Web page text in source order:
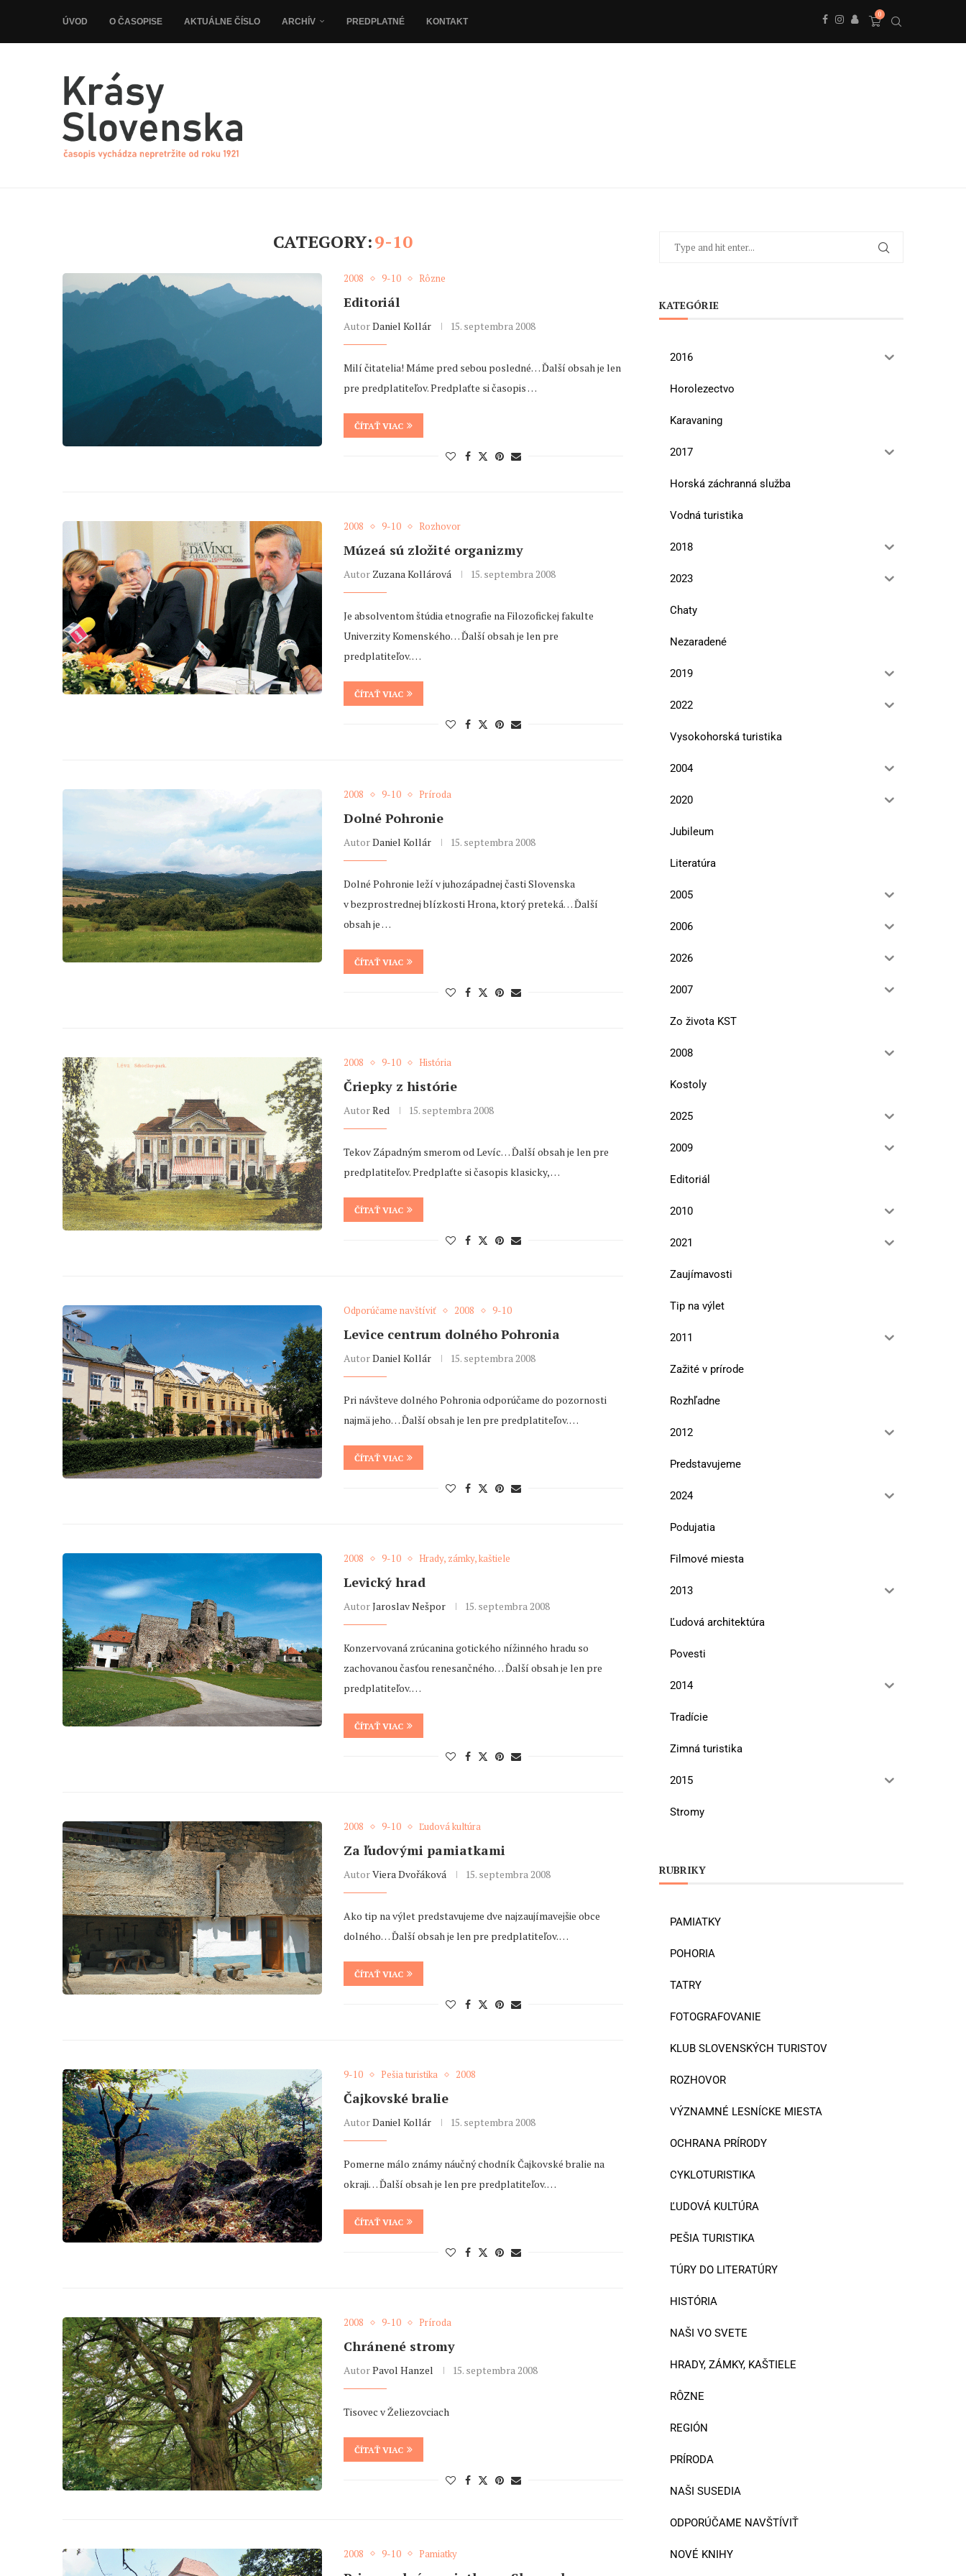
ÚVOD O ČASOPISE AKTUÁLNE ČÍSLO ARCHÍV PREDPLATNÉ KONTAKT
0
CATEGORY:9-10
2008 9-10 Rôzne
Editoriál
AutorDaniel Kollár 15. septembra 2008
Milí čitatelia! Máme pred sebou posledné… Ďalší obsah je len
pre predplatiteľov. Predplaťte si časopis …
ČÍTAŤ VIAC
2008 9-10 Rozhovor
Múzeá sú zložité organizmy
Autor Zuzana Kollárová 15. septembra 2008
Je absolventom štúdia etnografie na Filozofickej fakulte
Univerzity Komenského… Ďalší obsah je len pre
predplatiteľov. …
ČÍTAŤ VIAC
2008 9-10 Príroda
Dolné Pohronie
AutorDaniel Kollár 15. septembra 2008
Dolné Pohronie leží v juhozápadnej časti Slovenska
v bezprostrednej blízkosti Hrona, ktorý preteká… Ďalší
obsah je …
ČÍTAŤ VIAC
2008 9-10 História
Čriepky z histórie
AutorRed 15. septembra 2008
Tekov Západným smerom od Levíc… Ďalší obsah je len pre
predplatiteľov. Predplaťte si časopis klasicky, …
ČÍTAŤ VIAC
Odporúčame navštíviť 2008 9-10
Levice centrum dolného Pohronia
AutorDaniel Kollár 15. septembra 2008
Pri návšteve dolného Pohronia odporúčame do pozornosti
najmä jeho… Ďalší obsah je len pre predplatiteľov. …
ČÍTAŤ VIAC
2008 9-10 Hrady, zámky, kaštiele
Levický hrad
AutorJaroslav Nešpor 15. septembra 2008
Konzervovaná zrúcanina gotického nížinného hradu so
zachovanou časťou renesančného… Ďalší obsah je len pre
predplatiteľov. …
ČÍTAŤ VIAC
2008 9-10 Ľudová kultúra
Za ľudovými pamiatkami
AutorViera Dvořáková 15. septembra 2008
Ako tip na výlet predstavujeme dve najzaujímavejšie obce
dolného… Ďalší obsah je len pre predplatiteľov. …
ČÍTAŤ VIAC
9-10 Pešia turistika 2008
Čajkovské bralie
AutorDaniel Kollár 15. septembra 2008
Pomerne málo známy náučný chodník Čajkovské bralie na
okraji… Ďalší obsah je len pre predplatiteľov. …
ČÍTAŤ VIAC
2008 9-10 Príroda
Chránené stromy
AutorPavol Hanzel 15. septembra 2008
Tisovec v Želiezovciach
ČÍTAŤ VIAC
2008 9-10 Pamiatky
KATEGÓRIE
2016
Horolezectvo
Karavaning
2017
Horská záchranná služba
Vodná turistika
2018
2023
Chaty
Nezaradené
2019
2022
Vysokohorská turistika
2004
2020
Jubileum
Literatúra
2005
2006
2026
2007
Zo života KST
2008
Kostoly
2025
2009
Editoriál
2010
2021
Zaujímavosti
Tip na výlet
2011
Zažité v prírode
Rozhľadne
2012
Predstavujeme
2024
Podujatia
Filmové miesta
2013
Ľudová architektúra
Povesti
2014
Tradície
Zimná turistika
2015
Stromy
RUBRIKY
PAMIATKY
POHORIA
TATRY
FOTOGRAFOVANIE
KLUB SLOVENSKÝCH TURISTOV
ROZHOVOR
VÝZNAMNÉ LESNÍCKE MIESTA
OCHRANA PRÍRODY
CYKLOTURISTIKA
ĽUDOVÁ KULTÚRA
PEŠIA TURISTIKA
TÚRY DO LITERATÚRY
HISTÓRIA
NAŠI VO SVETE
HRADY, ZÁMKY, KAŠTIELE
RÔZNE
REGIÓN
PRÍRODA
NAŠI SUSEDIA
ODPORÚČAME NAVŠTÍVIŤ
NOVÉ KNIHY